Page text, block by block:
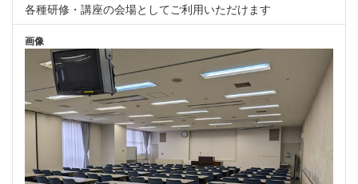
各種研修・講座の会場としてご利用いただけます
画像